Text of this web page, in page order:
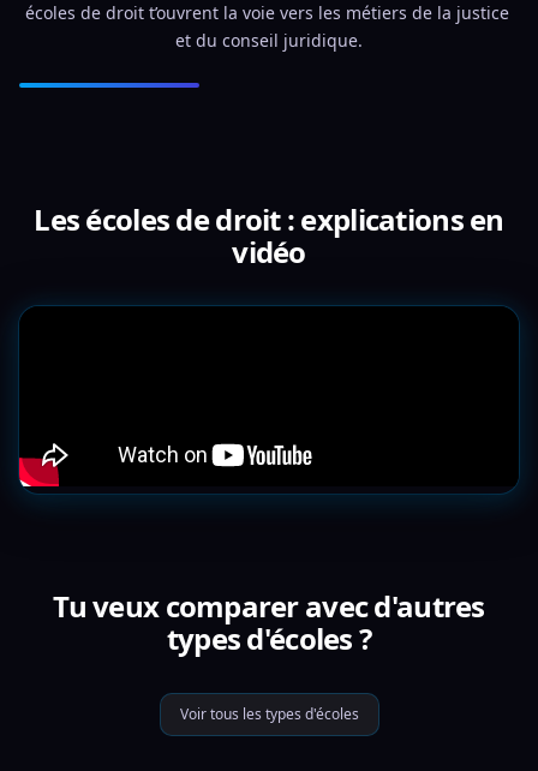
écoles de droit t’ouvrent la voie vers les métiers de la justice
et du conseil juridique.
Les écoles de droit : explications en
vidéo
Tu veux comparer avec d'autres
types d'écoles ?
Voir tous les types d'écoles